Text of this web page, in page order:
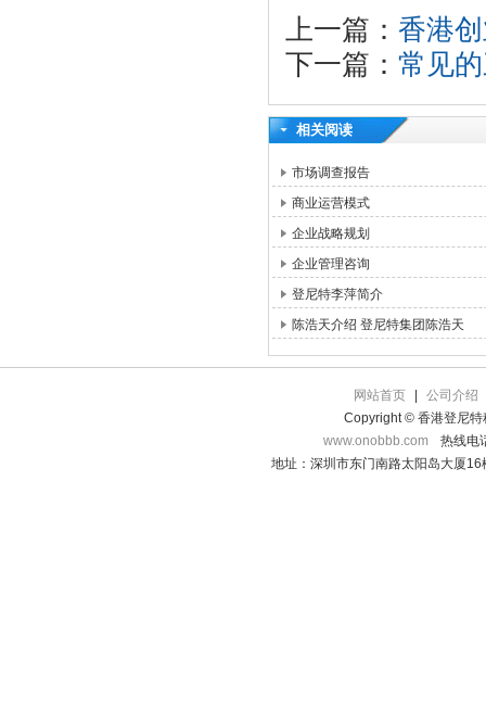
上一篇： 香港
下一篇： 常见
相关阅读
市场调查报告
商业运营模式
企业战略规划
企业管理咨询
登尼特李萍简介
陈浩天介绍 登尼特集团陈浩天
网站首页
公司介绍
Copyright © 香港登尼特
www.onobbb.com
热线电
地址：深圳市东门南路太阳岛大厦